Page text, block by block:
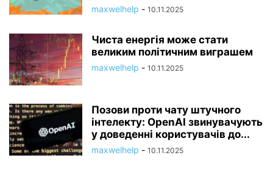
maxwelhelp - 10.11.2025
Чиста енергія може стати
великим політичним виграшем
maxwelhelp - 10.11.2025
Позови проти чату штучного
інтелекту: OpenAI звинувачують
у доведенні користувачів до...
maxwelhelp - 10.11.2025